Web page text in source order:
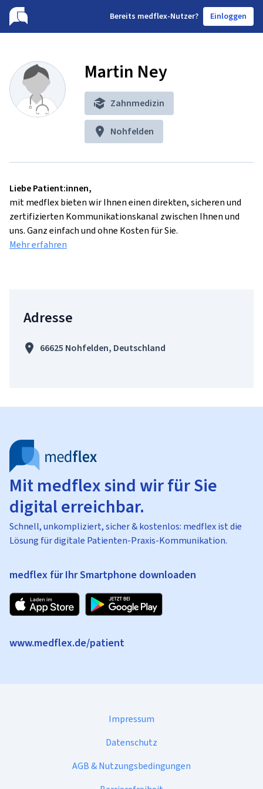
Bereits medflex-Nutzer? Einloggen
Martin Ney
Zahnmedizin
Nohfelden
Liebe Patient:innen,
mit medflex bieten wir Ihnen einen direkten, sicheren und
zertifizierten Kommunikationskanal zwischen Ihnen und
uns. Ganz einfach und ohne Kosten für Sie.
Mehr erfahren
Adresse
66625 Nohfelden, Deutschland
Mit medflex sind wir für Sie
digital erreichbar.
Schnell, unkompliziert, sicher & kostenlos: medflex ist die
Lösung für digitale Patienten-Praxis-Kommunikation.
medflex für Ihr Smartphone downloaden
www.medflex.de/patient
Impressum
Datenschutz
AGB & Nutzungsbedingungen